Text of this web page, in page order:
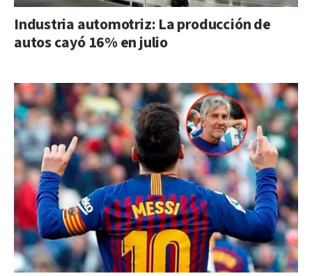
Industria automotriz: La producción de
autos cayó 16% en julio